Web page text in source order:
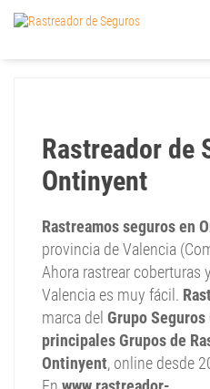
Rastreador de
Ontinyent
Rastreamos seguros en
provincia de Valencia
Ahora rastrear coberturas
Valencia es muy fácil.
marca del Grupo
principales Grupos de
Ontinyent, online desde